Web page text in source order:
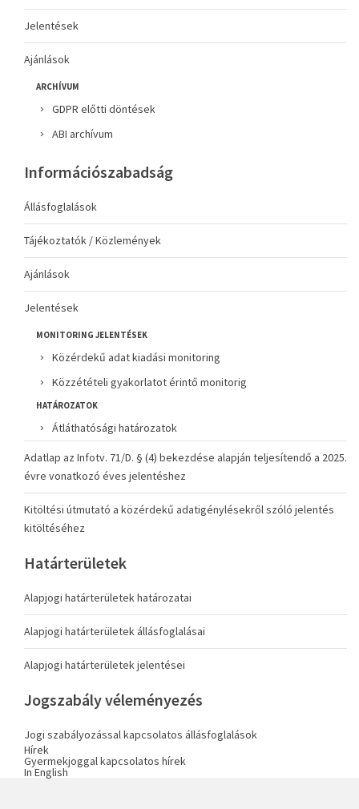
Jelentések
Ajánlások
ARCHÍVUM
GDPR előtti döntések
ABI archívum
Információszabadság
Állásfoglalások
Tájékoztatók / Közlemények
Ajánlások
Jelentések
MONITORING JELENTÉSEK
Közérdekű adat kiadási monitoring
Közzétételi gyakorlatot érintő monitorig
HATÁROZATOK
Átláthatósági határozatok
Adatlap az Infotv. 71/D. § (4) bekezdése alapján teljesítendő a 2025.
évre vonatkozó éves jelentéshez
Kitöltési útmutató a közérdekű adatigénylésekről szóló jelentés
kitöltéséhez
Határterületek
Alapjogi határterületek határozatai
Alapjogi határterületek állásfoglalásai
Alapjogi határterületek jelentései
Jogszabály véleményezés
Jogi szabályozással kapcsolatos állásfoglalások
Hírek
Gyermekjoggal kapcsolatos hírek
In English